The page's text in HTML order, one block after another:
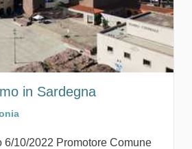
in Sardegna
6/10/2022 Promotore Comune